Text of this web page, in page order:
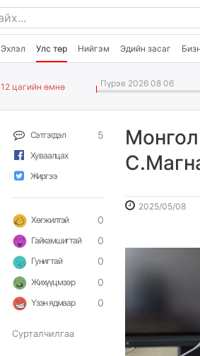
Эхлэл Улс төр Нийгэм Эдийн засаг
12 цагийн өмнө Пүрэв 2026 08 06
Сэтгэгдэл 5
Хуваалцах
Жиргээ
Хөгжилтэй 0
Гайхамшигтай 0
Гунигтай 0
Жихүүцмээр 0
Үзэн ядмаар 0
Сурталчилгаа
2025/05/08